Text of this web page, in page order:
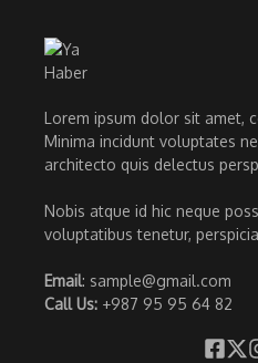
Lorem ipsum dolor sit amet,
Minima incidunt voluptates
architecto quis delectus
Nobis atque id hic neque
voluptatibus tenetur,
Email: sample@gmail.com
Call Us: +987 95 95 64 82